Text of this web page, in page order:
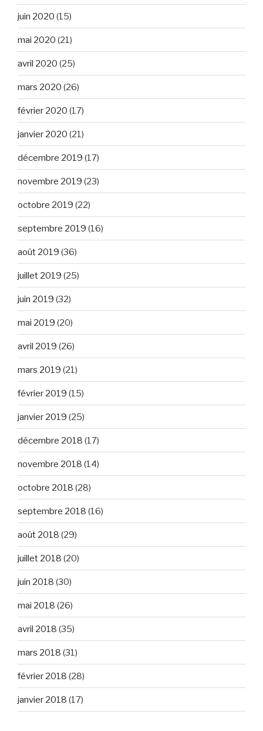
juin 2020 (15)
mai 2020 (21)
avril 2020 (25)
mars 2020 (26)
février 2020 (17)
janvier 2020 (21)
décembre 2019 (17)
novembre 2019 (23)
octobre 2019 (22)
septembre 2019 (16)
août 2019 (36)
juillet 2019 (25)
juin 2019 (32)
mai 2019 (20)
avril 2019 (26)
mars 2019 (21)
février 2019 (15)
janvier 2019 (25)
décembre 2018 (17)
novembre 2018 (14)
octobre 2018 (28)
septembre 2018 (16)
août 2018 (29)
juillet 2018 (20)
juin 2018 (30)
mai 2018 (26)
avril 2018 (35)
mars 2018 (31)
février 2018 (28)
janvier 2018 (17)